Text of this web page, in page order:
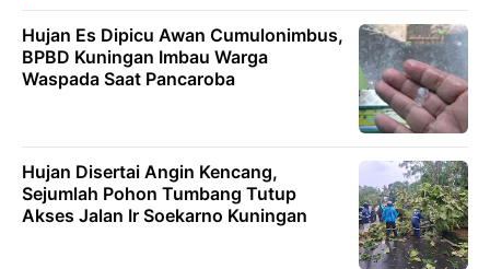
Hujan Es Dipicu Awan Cumulonimbus,
BPBD Kuningan Imbau Warga
Waspada Saat Pancaroba
Hujan Disertai Angin Kencang,
Sejumlah Pohon Tumbang Tutup
Akses Jalan Ir Soekarno Kuningan